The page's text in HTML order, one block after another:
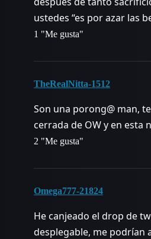
ustedes “es por azar las
1 "Me gusta"
TheRealNitta-1512
Son una porong@ man,
cerrada de OW y en esta
2 "Me gusta"
Omega777-21824
He canjeado el drop de
desplegable, me podrían